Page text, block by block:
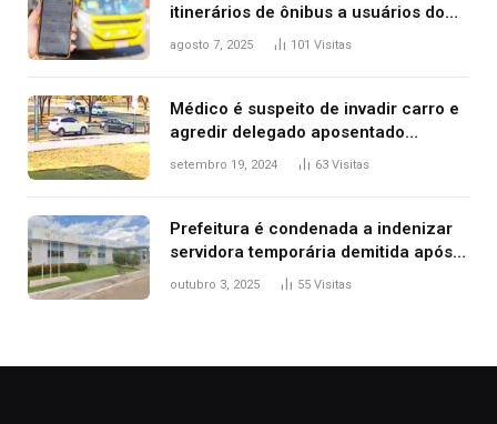
itinerários de ônibus a usuários do
transporte público de Palmas; confira
agosto 7, 2025 101 Visitas
Médico é suspeito de invadir carro e
agredir delegado aposentado
durante confusão no trânsito
setembro 19, 2024 63 Visitas
Prefeitura é condenada a indenizar
servidora temporária demitida após
nascimento da filha
outubro 3, 2025 55 Visitas